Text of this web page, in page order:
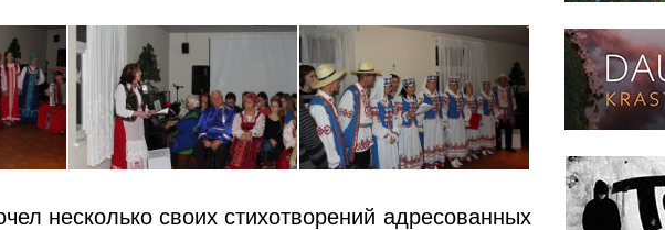
несколько своих стихотворений адресованных